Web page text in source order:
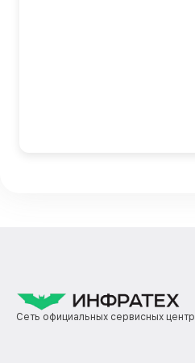
Сеть официальных сервисных